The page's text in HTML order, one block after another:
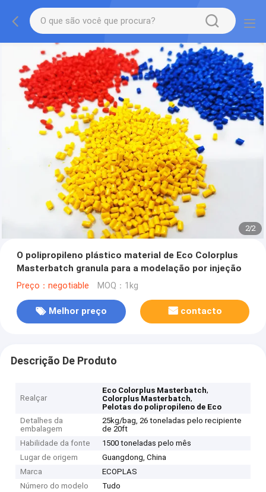
2/2
O polipropileno plástico material de Eco Colorplus
Masterbatch granula para a modelação por injeção
Preço：negotiable MOQ：1kg
Melhor preço contacto
Descrição De Produto
Realçar
Eco Colorplus Masterbatch,
Colorplus Masterbatch,
Pelotas do polipropileno de Eco
Detalhes da
embalagem
25kg/bag, 26 toneladas pelo recipiente
de 20ft
Habilidade da fonte
1500 toneladas pelo mês
Lugar de origem
Guangdong, China
Marca
ECOPLAS
Número do modelo
Tudo